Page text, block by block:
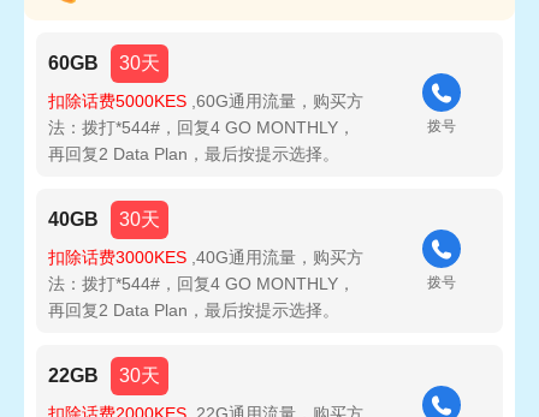
60GB 30天
扣除话费5000KES ,60G通用流量，购买方
法：拨打*544#，回复4 GO MONTHLY，
再回复2 Data Plan，最后按提示选择。
拨号
40GB 30天
扣除话费3000KES ,40G通用流量，购买方
法：拨打*544#，回复4 GO MONTHLY，
再回复2 Data Plan，最后按提示选择。
拨号
22GB 30天
扣除话费2000KES ,22G通用流量，购买方